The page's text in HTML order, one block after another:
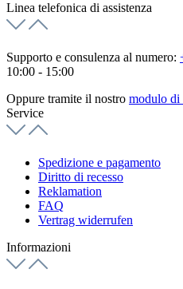
Linea telefonica di assistenza
Supporto e consulenza al numero:
10:00 - 15:00
Oppure tramite il nostro modulo di
Service
Spedizione e pagamento
Diritto di recesso
Reklamation
FAQ
Vertrag widerrufen
Informazioni